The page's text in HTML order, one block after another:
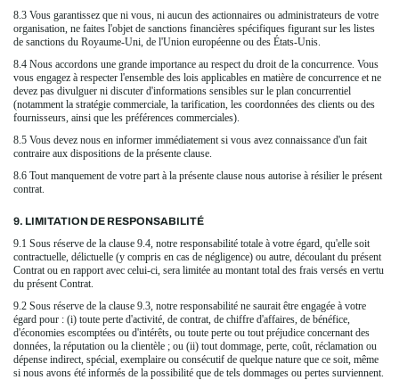
8.3 Vous garantissez que ni vous, ni aucun des actionnaires ou administrateurs de votre
organisation, ne faites l'objet de sanctions financières spécifiques figurant sur les listes
de sanctions du Royaume-Uni, de l'Union européenne ou des États-Unis.
8.4 Nous accordons une grande importance au respect du droit de la concurrence. Vous
vous engagez à respecter l'ensemble des lois applicables en matière de concurrence et ne
devez pas divulguer ni discuter d'informations sensibles sur le plan concurrentiel
(notamment la stratégie commerciale, la tarification, les coordonnées des clients ou des
fournisseurs, ainsi que les préférences commerciales).
8.5 Vous devez nous en informer immédiatement si vous avez connaissance d'un fait
contraire aux dispositions de la présente clause.
8.6 Tout manquement de votre part à la présente clause nous autorise à résilier le présent
contrat.
9. LIMITATION DE RESPONSABILITÉ
9.1 Sous réserve de la clause 9.4, notre responsabilité totale à votre égard, qu'elle soit
contractuelle, délictuelle (y compris en cas de négligence) ou autre, découlant du présent
Contrat ou en rapport avec celui-ci, sera limitée au montant total des frais versés en vertu
du présent Contrat.
9.2 Sous réserve de la clause 9.3, notre responsabilité ne saurait être engagée à votre
égard pour : (i) toute perte d'activité, de contrat, de chiffre d'affaires, de bénéfice,
d'économies escomptées ou d'intérêts, ou toute perte ou tout préjudice concernant des
données, la réputation ou la clientèle ; ou (ii) tout dommage, perte, coût, réclamation ou
dépense indirect, spécial, exemplaire ou consécutif de quelque nature que ce soit, même
si nous avons été informés de la possibilité que de tels dommages ou pertes surviennent.